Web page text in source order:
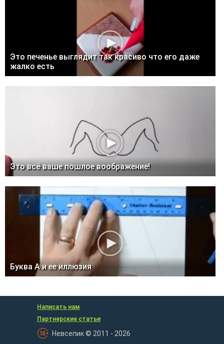
Это печенье выглядит так красиво что его даже
жалко есть
Это всё ваше пошлое воображение!
Буква А и ее иллюзия
Написать нам
Партнерские статьи
Невсепик © 2011 - 2026